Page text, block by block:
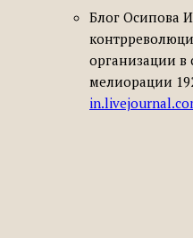
Блог Осипова
организации в
мелиорации